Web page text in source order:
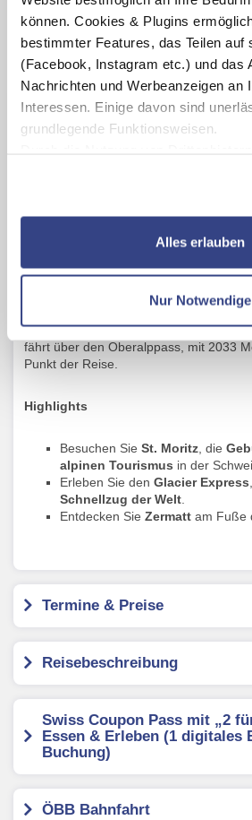
können. Cookies & Plugins
bestimmter Features, das Teilen auf
(Facebook, Instagram etc.) und das
Nachrichten und Werbeanzeigen an
Interessen. Einige davon sind
grundlegende Funktionsweisen.
zusätzliche Dienste bzw.
nutzen und uns sowie Dritten
ermöglichen, dabei kommt es auch
Datenschutzseite
Mit Klick auf "Alles erlauben"
Verwendung der Cookies & Plugins
Webseiten zu.
Alles erlauben
Nur Notwendige
u. v. m. (gültig für die Dauer des
Glacier Express - der
Schnellzug der Welt
entdecken Sie die grandiose Schönheit
Glacier Express ist die berühmteste
Brücken. Majestätisch ragen sie in den
der höchste Berg, der vollständig auf
Der Piz Bernina, der als einziger
den Ostalpen den Stolz einer ganzen
Zugreisende sind auch «Bergsteiger».
fährt über den Oberalppass, mit 2033
Punkt der Reise.
Highlights
Besuchen Sie St. Moritz , die
alpinen Tourismus in der
Erleben Sie den Glacier Express
Schnellzug der Welt
Entdecken Sie Zermatt am Fuße
Termine & Preise
Reisebeschreibung
Swiss Coupon Pass mit „2
Essen & Erleben (1 digitales
Buchung)
ÖBB Bahnfahrt